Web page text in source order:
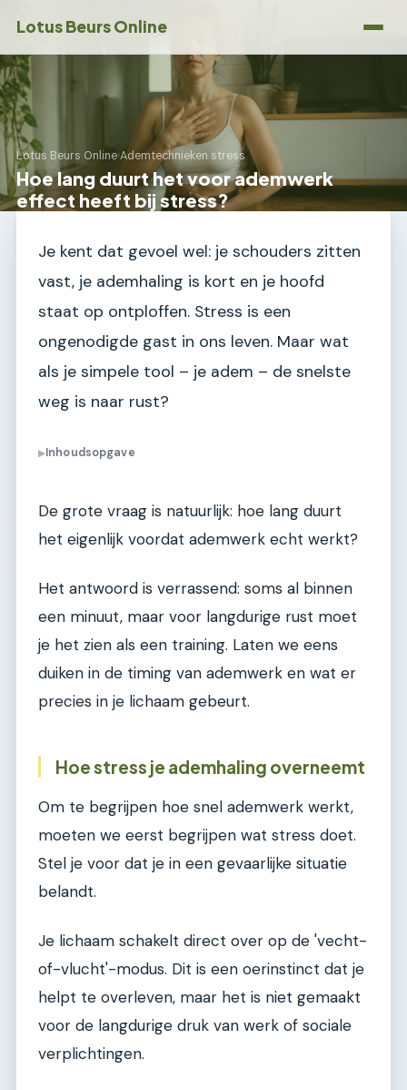
Lotus Beurs Online
Lotus Beurs Online›Ademtechnieken stress
Hoe lang duurt het voor ademwerk
effect heeft bij stress?
Je kent dat gevoel wel: je schouders zitten
vast, je ademhaling is kort en je hoofd
staat op ontploffen. Stress is een
ongenodigde gast in ons leven. Maar wat
als je simpele tool – je adem – de snelste
weg is naar rust?
▶Inhoudsopgave
De grote vraag is natuurlijk: hoe lang duurt
het eigenlijk voordat ademwerk echt werkt?
Het antwoord is verrassend: soms al binnen
een minuut, maar voor langdurige rust moet
je het zien als een training. Laten we eens
duiken in de timing van ademwerk en wat er
precies in je lichaam gebeurt.
Hoe stress je ademhaling overneemt
Om te begrijpen hoe snel ademwerk werkt,
moeten we eerst begrijpen wat stress doet.
Stel je voor dat je in een gevaarlijke situatie
belandt.
Je lichaam schakelt direct over op de 'vecht-
of-vlucht'-modus. Dit is een oerinstinct dat je
helpt te overleven, maar het is niet gemaakt
voor de langdurige druk van werk of sociale
verplichtingen.